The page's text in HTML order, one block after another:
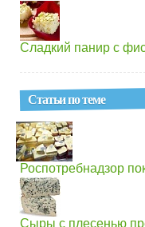
Сладкий панир с
Статьи по теме
Роспотребнадзор
Сыры с плесенью